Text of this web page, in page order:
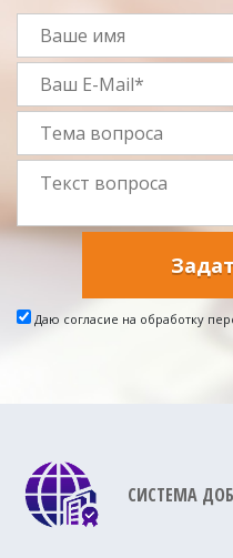
Даю согласие на обработку
СИСТЕМА